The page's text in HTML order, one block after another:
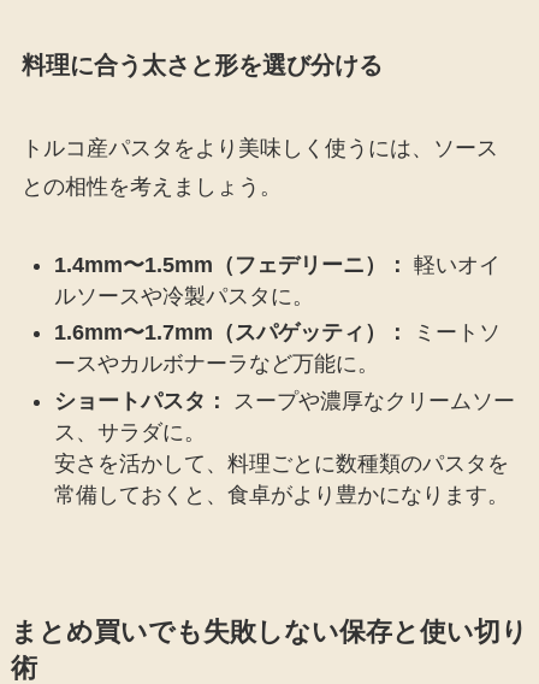
料理に合う太さと形を選び分ける
トルコ産パスタをより美味しく使うには、ソース
との相性を考えましょう。
1.4mm〜1.5mm（フェデリーニ）： 軽いオイ
ルソースや冷製パスタに。
1.6mm〜1.7mm（スパゲッティ）：
ミートソ
ースやカルボナーラなど万能に。
ショートパスタ：
スープや濃厚なクリームソー
ス、サラダに。
安さを活かして、料理ごとに数種類のパスタを
常備しておくと、食卓がより豊かになります。
まとめ買いでも失敗しない保存と使い切り
術